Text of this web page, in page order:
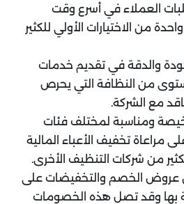
العملاء في أسرع وقت
من الاختيارات الأولي للكثير
والدقة في تقديم خدمات
من النظافة التي يحرص
مع الشركة.
ومناسبة لمختلف فئات
مراعاة تخفيف الأعباء المالية
من شركات التنظيف الأخرى.
عروض الخصم والتخفيضات على
بها وقد تصل هذه الخصومات